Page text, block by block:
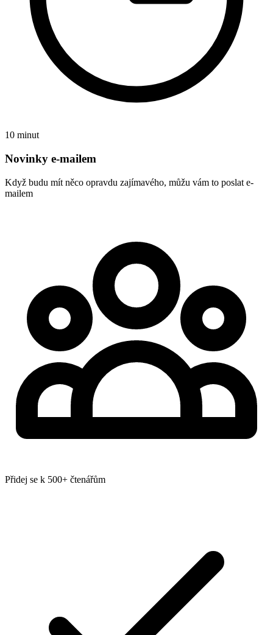
10 minut
Novinky e-mailem
Když budu mít něco opravdu zajímavého, můžu vám to poslat e-
mailem
Přidej se k 500+ čtenářům